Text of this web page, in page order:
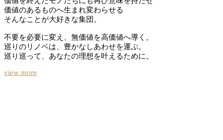
価値のあるものへ生まれ変わらせる
そんなことが大好きな集団。
不要を必要に変え、無価値を高価値へ導く。
巡りのリノベは、豊かなしあわせを運ぶ。
巡り巡って、あなたの理想を叶えるために。
view more